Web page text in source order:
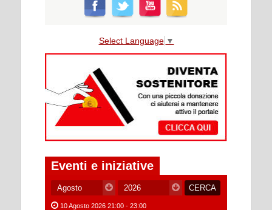
Select Language ▼
Eventi e iniziative
10 Agosto 2026 21:00 - 23:00